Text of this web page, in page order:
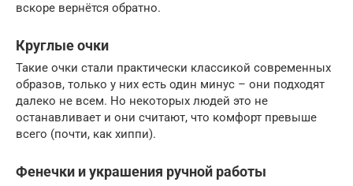
вскоре вернётся обратно.
Круглые очки
Такие очки стали практически классикой современных
образов, только у них есть один минус – они подходят
далеко не всем. Но некоторых людей это не
останавливает и они считают, что комфорт превыше
всего (почти, как хиппи).
Фенечки и украшения ручной работы